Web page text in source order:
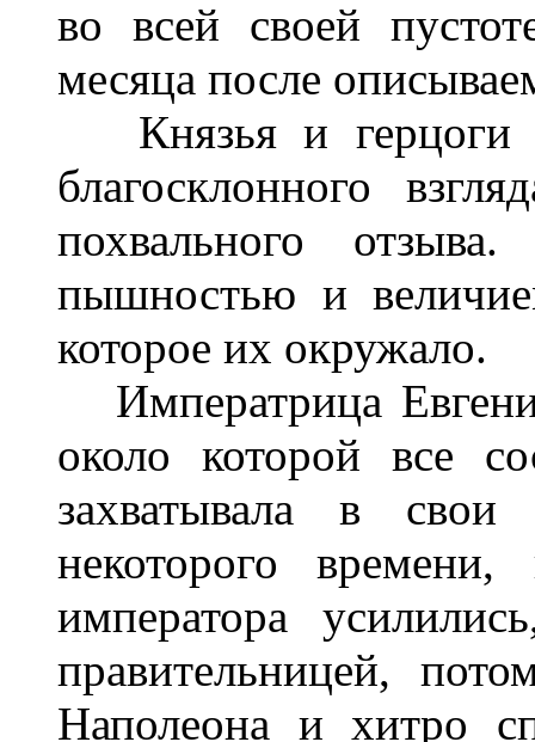
во всей своей
месяца после
Князья и герцоги
благосклонного
похвального
пышностью и
которое их окружало.
Императрица
около которой все
захватывала в
некоторого времени,
императора
правительницей,
Наполеона и хитро